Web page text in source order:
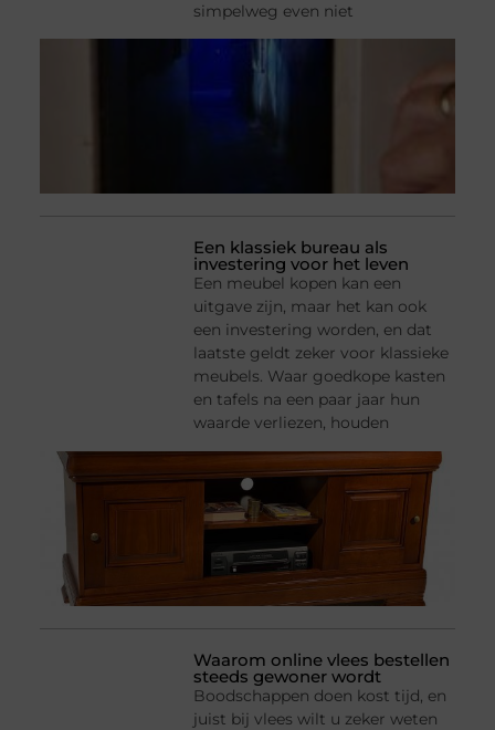
simpelweg even niet
Een klassiek bureau als
investering voor het leven
Een meubel kopen kan een
uitgave zijn, maar het kan ook
een investering worden, en dat
laatste geldt zeker voor klassieke
meubels. Waar goedkope kasten
en tafels na een paar jaar hun
waarde verliezen, houden
Waarom online vlees bestellen
steeds gewoner wordt
Boodschappen doen kost tijd, en
juist bij vlees wilt u zeker weten